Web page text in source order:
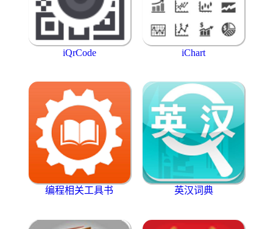
iQrCode iChart
编程相关工具书 英汉词典